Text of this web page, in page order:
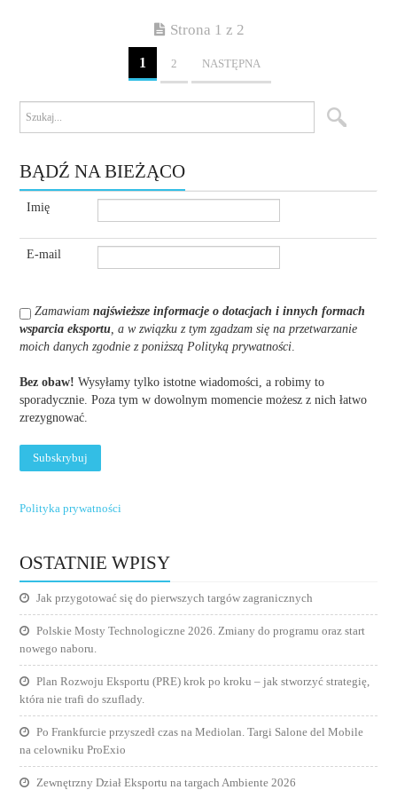
Strona 1 z 2
1 2 NASTĘPNA
BĄDŹ NA BIEŻĄCO
Imię
E-mail
Zamawiamnajświeższe informacje o dotacjach i innych formach
wsparcia eksportu , a w związku z tym zgadzam się na przetwarzanie
moich danych zgodnie z poniższą Polityką prywatności
Bez obaw! Wysyłamy tylko istotne wiadomości, a robimy to
sporadycznie. Poza tym w dowolnym momencie możesz z nich łatwo
zrezygnować.
Polityka prywatności
OSTATNIE WPISY
Jak przygotować się do pierwszych targów zagranicznych
Polskie Mosty Technologiczne 2026. Zmiany do programu oraz start
nowego naboru.
Plan Rozwoju Eksportu (PRE) krok po kroku – jak stworzyć strategię,
która nie trafi do szuflady.
Po Frankfurcie przyszedł czas na Mediolan. Targi Salone del Mobile
na celowniku ProExio
Zewnętrzny Dział Eksportu na targach Ambiente 2026